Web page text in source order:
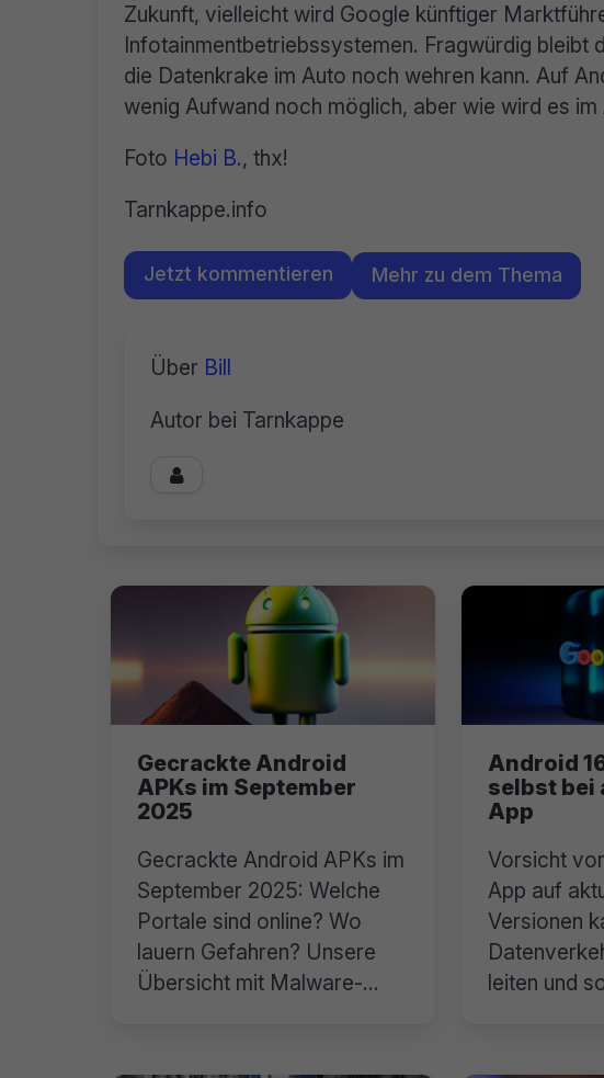
Zukunft, vielleicht wird Google künftiger
Infotainmentbetriebssystemen. Fragwürdig bleibt
die Datenkrake im Auto noch wehren kann. Auf
wenig Aufwand noch möglich, aber wie wird es im
Foto Hebi B., thx!
Tarnkappe.info
Jetzt kommentieren Mehr zu dem Thema
Über Bill
Autor bei Tarnkappe

Gecrackte Android
APKs im September
2025
Gecrackte Android APKs im
September 2025: Welche
Portale sind online? Wo
lauern Gefahren? Unsere
Übersicht mit Malware-
Android
selbst bei
App
Vorsicht
App auf
Versionen
leiten und